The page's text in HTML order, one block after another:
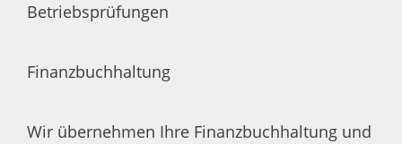
Betriebsprüfungen
Finanzbuchhaltung
Wir übernehmen Ihre Finanzbuchhaltung und